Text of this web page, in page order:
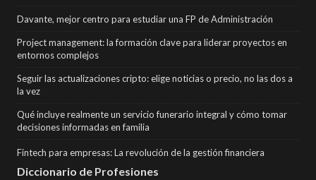
Davante, mejor centro para estudiar una FP de Administración
Project management: la formación clave para liderar proyectos en
entornos complejos
Seguir las actualizaciones cripto: elige noticias o precio, no las dos a
la vez
Qué incluye realmente un servicio funerario integral y cómo tomar
decisiones informadas en familia
Fintech para empresas: La revolución de la gestión financiera
Diccionario de Profesiones